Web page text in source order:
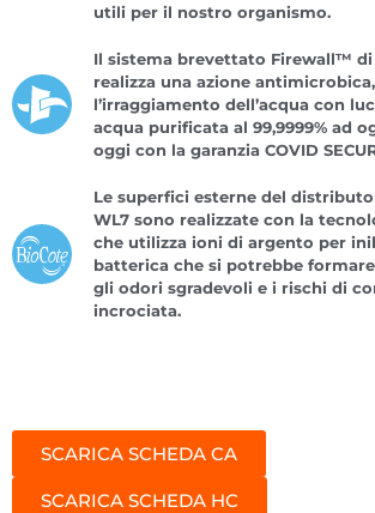
utili per il nostro organismo.
Il sistema brevettato Firewall™ di
realizza una azione
l’irraggiamento dell’acqua con
acqua purificata al 99,9999% ad
oggi con la garanzia COVID
Le superfici esterne del
WL7 sono realizzate con la
che utilizza ioni di argento per
batterica che si potrebbe
gli odori sgradevoli e i rischi di
incrociata.
SCARICA SCHEDA CA
SCARICA SCHEDA HC